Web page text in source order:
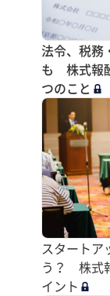
法令、税務
も 株式報
つのこと
スタートア
う？ 株式
イント